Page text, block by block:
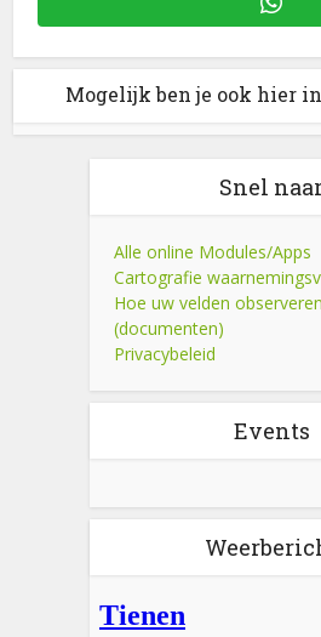
Mogelijk ben je ook hier
Snel
Alle online Modules/Apps
Cartografie
Hoe uw velden observeren
(documenten)
Privacybeleid
Events